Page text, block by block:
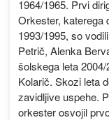
1964/1965. Prvi
Orkester, katerega
1993/1995, so
Petrič, Alenka
šolskega leta
Kolarič. Skozi leta
zavidljive uspehe.
orkester osvojil